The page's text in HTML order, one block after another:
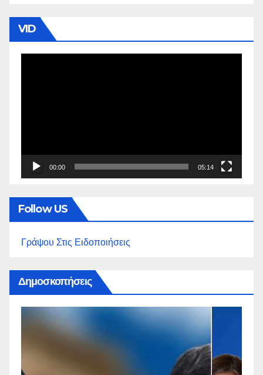
VID
00:00 05:14
Follow US
Γράψου Στις Ειδοποιήσεις
Δημοσκοπήσεις